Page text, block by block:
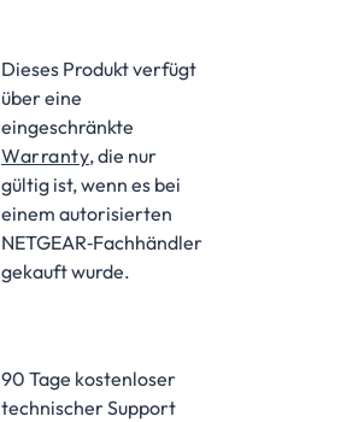
Dieses Produkt verfügt
über eine
eingeschränkte
Warranty, die nur
gültig ist, wenn es bei
einem autorisierten
NETGEAR‑Fachhändler
gekauft wurde.
90 Tage kostenloser
technischer Support